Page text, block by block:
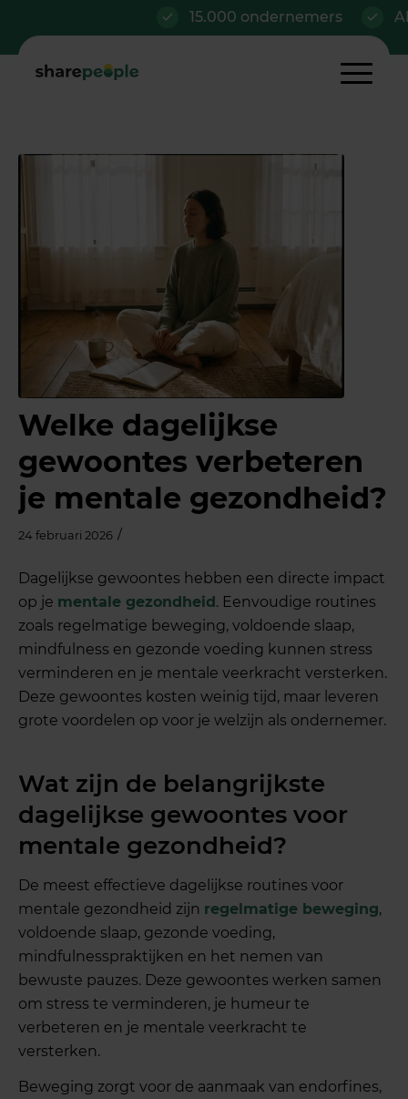
15.000 ondernemers Al
Welke dagelijkse
gewoontes verbeteren
je mentale gezondheid?
24 februari 2026 /
Dagelijkse gewoontes hebben een directe impact
op je mentale gezondheid. Eenvoudige routines
zoals regelmatige beweging, voldoende slaap,
mindfulness en gezonde voeding kunnen stress
verminderen en je mentale veerkracht versterken.
Deze gewoontes kosten weinig tijd, maar leveren
grote voordelen op voor je welzijn als ondernemer.
Wat zijn de belangrijkste
dagelijkse gewoontes voor
mentale gezondheid?
De meest effectieve dagelijkse routines voor
mentale gezondheid zijn regelmatige beweging,
voldoende slaap, gezonde voeding,
mindfulnesspraktijken en het nemen van
bewuste pauzes. Deze gewoontes werken samen
om stress te verminderen, je humeur te
verbeteren en je mentale veerkracht te
versterken.
Beweging zorgt voor de aanmaak van endorfines,